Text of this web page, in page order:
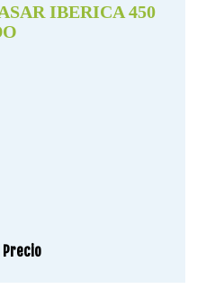
IBERICA 450
Precio